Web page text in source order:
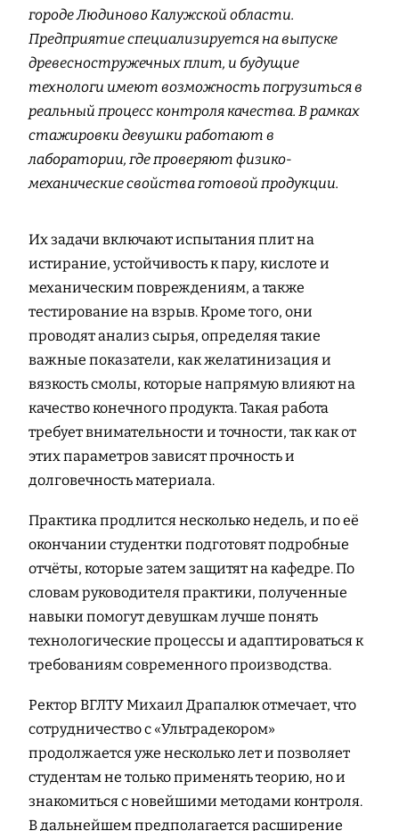
городе Людиново Калужской области.
Предприятие специализируется на выпуске
древесностружечных плит, и будущие
технологи имеют возможность погрузиться в
реальный процесс контроля качества. В рамках
стажировки девушки работают в
лаборатории, где проверяют физико-
механические свойства готовой продукции.
Их задачи включают испытания плит на
истирание, устойчивость к пару, кислоте и
механическим повреждениям, а также
тестирование на взрыв. Кроме того, они
проводят анализ сырья, определяя такие
важные показатели, как желатинизация и
вязкость смолы, которые напрямую влияют на
качество конечного продукта. Такая работа
требует внимательности и точности, так как от
этих параметров зависят прочность и
долговечность материала.
Практика продлится несколько недель, и по её
окончании студентки подготовят подробные
отчёты, которые затем защитят на кафедре. По
словам руководителя практики, полученные
навыки помогут девушкам лучше понять
технологические процессы и адаптироваться к
требованиям современного производства.
Ректор ВГЛТУ Михаил Драпалюк отмечает, что
сотрудничество с «Ультрадекором»
продолжается уже несколько лет и позволяет
студентам не только применять теорию, но и
знакомиться с новейшими методами контроля.
В дальнейшем предполагается расширение